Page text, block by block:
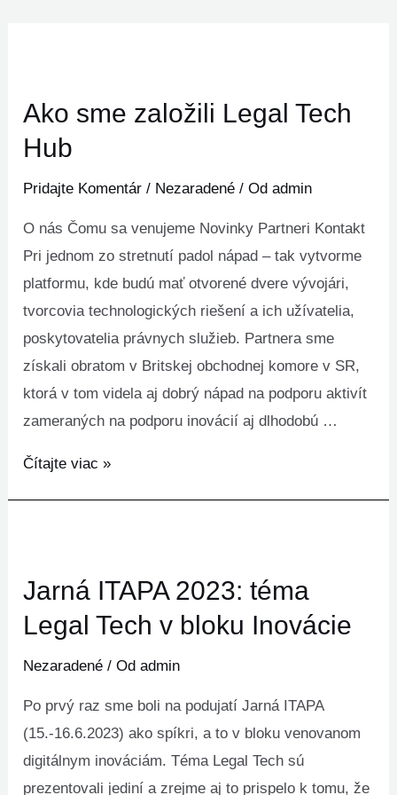
Ako sme založili Legal Tech
Hub
Pridajte Komentár / Nezaradené / Od admin
O nás Čomu sa venujeme Novinky Partneri Kontakt
Pri jednom zo stretnutí padol nápad – tak vytvorme
platformu, kde budú mať otvorené dvere vývojári,
tvorcovia technologických riešení a ich užívatelia,
poskytovatelia právnych služieb. Partnera sme
získali obratom v Britskej obchodnej komore v SR,
ktorá v tom videla aj dobrý nápad na podporu aktivít
zameraných na podporu inovácií aj dlhodobú …
Ako
Hub
Čítajte viac »
Jarná ITAPA 2023: téma
Legal Tech v bloku Inovácie
Nezaradené / Od admin
Po prvý raz sme boli na podujatí Jarná ITAPA
(15.-16.6.2023) ako spíkri, a to v bloku venovanom
digitálnym inováciám. Téma Legal Tech sú
prezentovali jediní a zrejme aj to prispelo k tomu, že